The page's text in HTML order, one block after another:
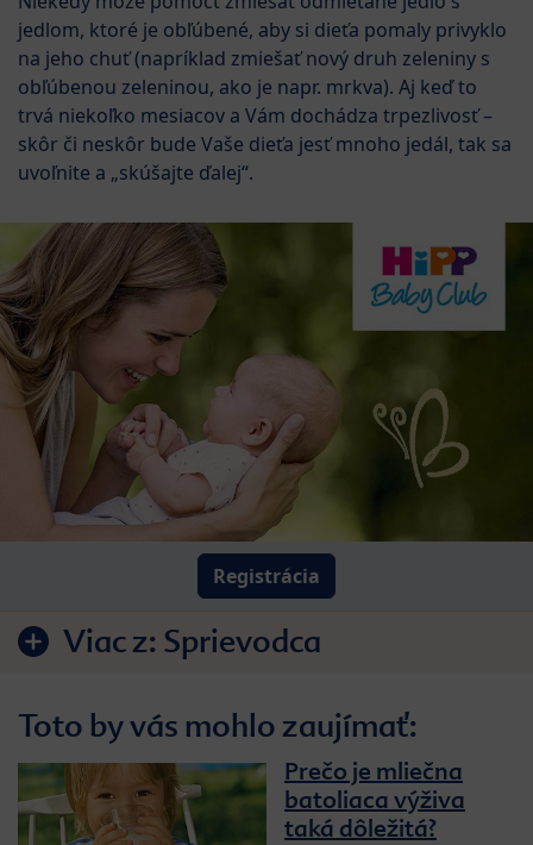
jedlom, ktoré je obľúbené, aby si dieťa pomaly privyklo
na jeho chuť (napríklad zmiešať nový druh zeleniny s
obľúbenou zeleninou, ako je napr. mrkva). Aj keď to
trvá niekoľko mesiacov a Vám dochádza trpezlivosť –
skôr či neskôr bude Vaše dieťa jesť mnoho jedál, tak sa
uvoľnite a „skúšajte ďalej“.
Registrácia
Viac z: Sprievodca
Toto by vás mohlo zaujímať:
Prečo je mliečna
batoliaca výživa
taká dôležitá?